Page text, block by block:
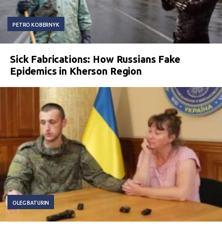
PETRO KOBERNYK
Sick Fabrications: How Russians Fake
Epidemics in Kherson Region
OLEG BATURIN